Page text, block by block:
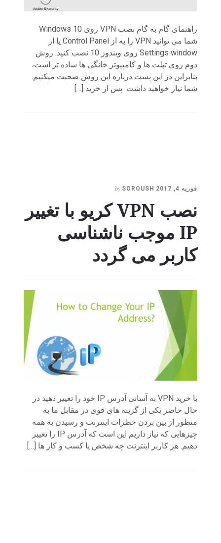
شما می توانید VPN را به از Control Panel یا از
Settings window روی ویندوز 10 نصب کنید. روش
دوم روی تبلت ها و کامپیوتر خانگی ها ساده تر است،
بنابراین در این پست درباره این روش صحبت میکنیم.
شما نیاز خواهید داشت پس از خرید […]
فوریه 4, 2017 SOROUSH
نصب VPN کریو با تغییر
IP موجب ناشناسی
کاربر می گردد
با خرید VPN به آسانی آدرس IP خود را تغییر دهید در
حال حاضر یکی از گزینه های قوی در مقابل ما به
منظور از بین بردن خطرات اینترنت و رسیدن به همه
چیزهایی که نیاز داریم این است که آدرس IP را تغییر
دهیم. هر کاربر اینترنت چه شخص یا کسب و کار ها […]